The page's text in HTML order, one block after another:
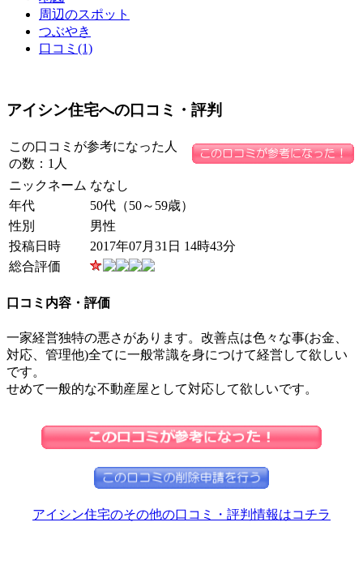
周辺のスポット
つぶやき
口コミ(1)
アイシン住宅への口コミ・評判
この口コミが参考になった人
の数：1人
ニックネーム ななし
年代
50代（50～59歳）
性別
男性
投稿日時
2017年07月31日 14時43分
総合評価
口コミ内容・評価
一家経営独特の悪さがあります。改善点は色々な事(お金、
対応、管理他)全てに一般常識を身につけて経営して欲しい
です。
せめて一般的な不動産屋として対応して欲しいです。
アイシン住宅のその他の口コミ・評判情報はコチラ